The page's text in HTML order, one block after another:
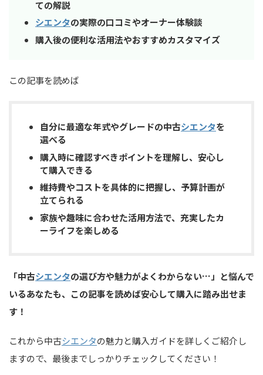
ての解説
シエンタの実際の口コミやオーナー体験談
購入後の便利な活用法やおすすめカスタマイズ
この記事を読めば
自分に最適な年式やグレードの中古シエンタを
選べる
購入時に確認すべきポイントを理解し、安心し
て購入できる
維持費やコストを具体的に把握し、予算計画が
立てられる
家族や趣味に合わせた活用方法で、充実したカ
ーライフを楽しめる
「中古シエンタの選び方や魅力がよくわからない…」と悩んで
いるあなたも、この記事を読めば安心して購入に踏み出せま
す！
これから中古シエンタの魅力と購入ガイドを詳しくご紹介し
ますので、最後までしっかりチェックしてください！